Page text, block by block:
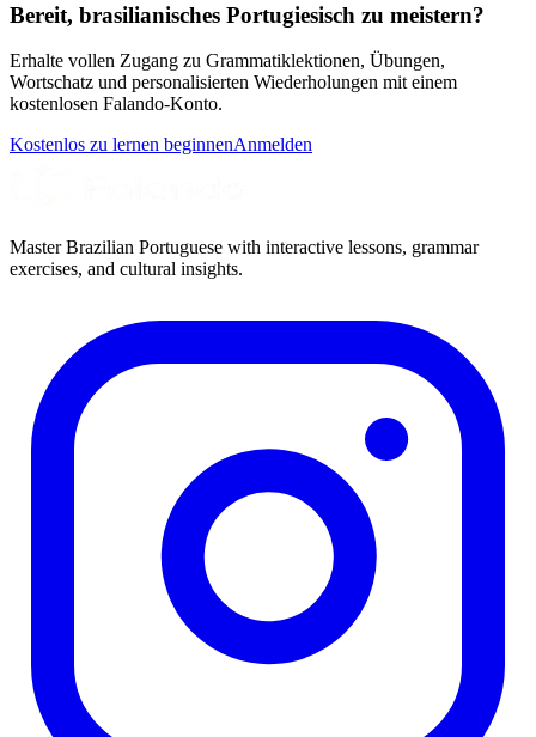
Bereit, brasilianisches Portugiesisch zu meistern?
Erhalte vollen Zugang zu Grammatiklektionen, Übungen,
Wortschatz und personalisierten Wiederholungen mit einem
kostenlosen Falando-Konto.
Kostenlos zu lernen beginnenAnmelden
Master Brazilian Portuguese with interactive lessons, grammar
exercises, and cultural insights.